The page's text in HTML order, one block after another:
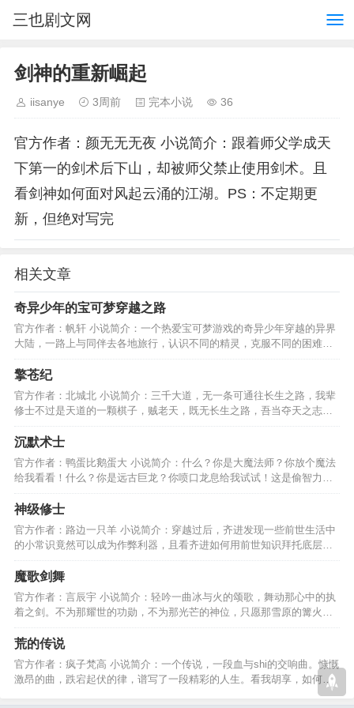
三也剧文网
剑神的重新崛起
iisanye 3周前 完本小说 36
官方作者：颜无无无夜 小说简介：跟着师父学成天
下第一的剑术后下山，却被师父禁止使用剑术。且
看剑神如何面对风起云涌的江湖。PS：不定期更
新，但绝对写完
相关文章
奇异少年的宝可梦穿越之路
官方作者：帆轩 小说简介：一个热爱宝可梦游戏的奇异少年穿越的异界
大陆，一路上与同伴去各地旅行，认识不同的精灵，克服不同的困难，
并且成就辉煌的故事。…
擎苍纪
官方作者：北城北 小说简介：三千大道，无一条可通往长生之路，我辈
修士不过是天道的一颗棋子，贼老天，既无长生之路，吾当夺天之志，
执吾念，奉长生之行。…
沉默术士
官方作者：鸭蛋比鹅蛋大 小说简介：什么？你是大魔法师？你放个魔法
给我看看！什么？你是远古巨龙？你喷口龙息给我试试！这是偷智力偷
着偷着就无敌的故事！…
神级修士
官方作者：路边一只羊 小说简介：穿越过后，齐进发现一些前世生活中
的小常识竟然可以成为作弊利器，且看齐进如何用前世知识拜托底层的
命运，最终傲笑九天。…
魔歌剑舞
官方作者：言辰宇 小说简介：轻吟一曲冰与火的颂歌，舞动那心中的执
着之剑。不为那耀世的功勋，不为那光芒的神位，只愿那雪原的篝火，
再不受血与泪的洗礼。…
荒的传说
官方作者：疯子梵高 小说简介：一个传说，一段血与shi的交响曲。慷慨
激昂的曲，跌宕起伏的律，谱写了一段精彩的人生。看我胡享，如何弹